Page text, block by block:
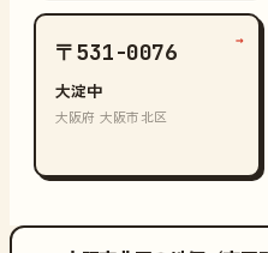
〒531-0076
大淀中
大阪府 大阪市北区
→